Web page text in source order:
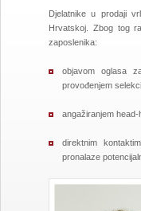
Djelatnike u prodaji
Hrvatskoj. Zbog tog
zaposlenika:
objavom oglasa
provođenjem
angažiranjem
direktnim
pronalaze